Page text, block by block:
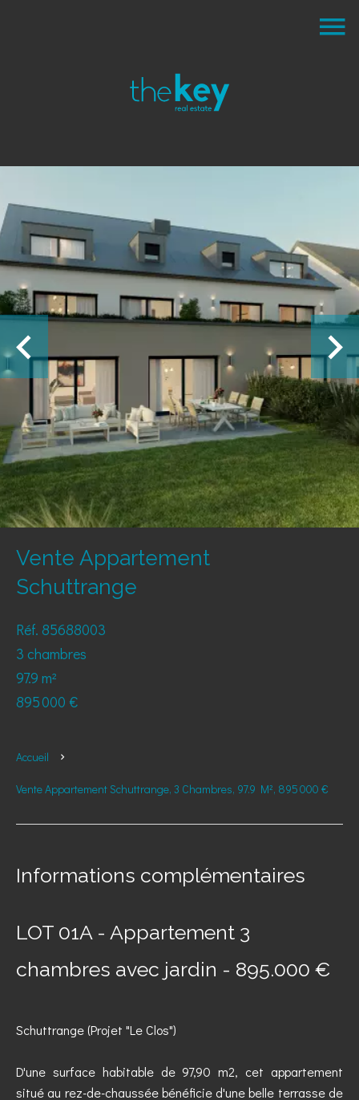
Vente Appartement
Schuttrange
Réf. 85688003
3 chambres
97.9 m²
895 000 €
Accueil
Vente Appartement Schuttrange, 3 Chambres, 97.9 M², 895 000 €
Informations complémentaires
LOT 01A - Appartement 3
chambres avec jardin - 895.000 €
Schuttrange (Projet "Le Clos")
D'une surface habitable de 97,90 m2, cet appartement
situé au rez-de-chaussée bénéficie d'une belle terrasse de